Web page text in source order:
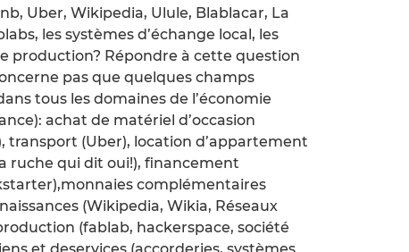
Uber, Wikipedia, Ulule, Blablacar, La
les systèmes d’échange local, les
production? Répondre à cette question
pas que quelques champs
tous les domaines de l’économie
achat de matériel d’occasion
transport (Uber), location d’appartement
ruche qui dit oui!), financement
complémentaires
(Wikipedia, Wikia, Réseaux
(fablab, hackerspace, société